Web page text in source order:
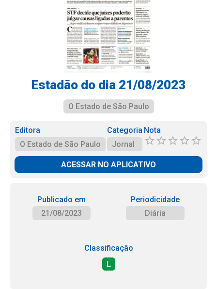
Estadão do dia 21/08/2023
O Estado de São Paulo
Editora
O Estado de São Paulo
Categoria
Jornal
Nota
ACESSAR NO APLICATIVO
Publicado em
21/08/2023
Periodicidade
Diária
Classificação
L